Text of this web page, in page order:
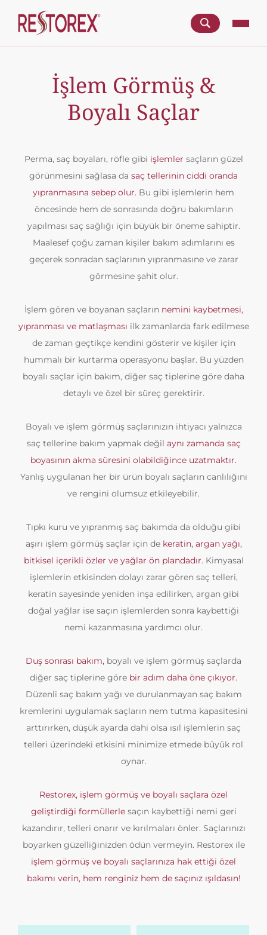
İşlem Görmüş &
Boyalı Saçlar
Perma, saç boyaları, röfle gibi işlemler saçların güzel
görünmesini sağlasa da saç tellerinin ciddi oranda
yıpranmasına sebep olur. Bu gibi işlemlerin hem
öncesinde hem de sonrasında doğru bakımların
yapılması saç sağlığı için büyük bir öneme sahiptir.
Maalesef çoğu zaman kişiler bakım adımlarını es
geçerek sonradan saçlarının yıpranmasıne ve zarar
görmesine şahit olur.
İşlem gören ve boyanan saçların nemini kaybetmesi,
yıpranması ve matlaşması ilk zamanlarda fark edilmese
de zaman geçtikçe kendini gösterir ve kişiler için
hummalı bir kurtarma operasyonu başlar. Bu yüzden
boyalı saçlar için bakım, diğer saç tiplerine göre daha
detaylı ve özel bir süreç gerektirir.
Boyalı ve işlem görmüş saçlarınızın ihtiyacı yalnızca
saç tellerine bakım yapmak değil aynı zamanda saç
boyasının akma süresini olabildiğince uzatmaktır.
Yanlış uygulanan her bir ürün boyalı saçların canlılığını
ve rengini olumsuz etkileyebilir.
Tıpkı kuru ve yıpranmış saç bakımda da olduğu gibi
aşırı işlem görmüş saçlar için de keratin, argan yağı,
bitkisel içerikli özler ve yağlar ön plandadır. Kimyasal
işlemlerin etkisinden dolayı zarar gören saç telleri,
keratin sayesinde yeniden inşa edilirken, argan gibi
doğal yağlar ise saçın işlemlerden sonra kaybettiği
nemi kazanmasına yardımcı olur.
Duş sonrası bakım, boyalı ve işlem görmüş saçlarda
diğer saç tiplerine göre bir adım daha öne çıkıyor.
Düzenli saç bakım yağı ve durulanmayan saç bakım
kremlerini uygulamak saçların nem tutma kapasitesini
arttırırken, düşük ayarda dahi olsa ısıl işlemlerin saç
telleri üzerindeki etkisini minimize etmede büyük rol
oynar.
Restorex, işlem görmüş ve boyalı saçlara özel
geliştirdiği formüllerlesaçın kaybettiği nemi geri
kazandırır, telleri onarır ve kırılmaları önler. Saçlarınızı
boyarken güzelliğinizden ödün vermeyin. Restorex ile
işlem görmüş ve boyalı saçlarınıza hak ettiği özel
bakımı verin, hem renginiz hem de saçınız ışıldasın!